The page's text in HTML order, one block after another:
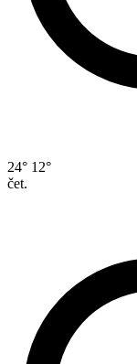
24° 12°
čet.